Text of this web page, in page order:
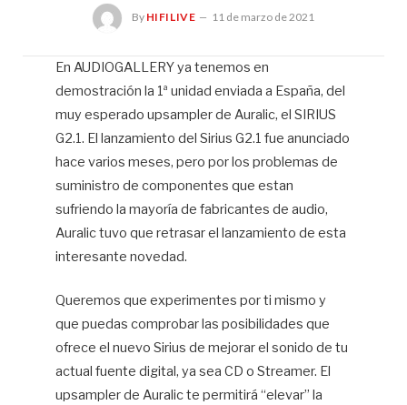
By HIFILIVE 11 de marzo de 2021
En AUDIOGALLERY ya tenemos en
demostración la 1ª unidad enviada a España, del
muy esperado upsampler de Auralic, el SIRIUS
G2.1. El lanzamiento del Sirius G2.1 fue anunciado
hace varios meses, pero por los problemas de
suministro de componentes que estan
sufriendo la mayoría de fabricantes de audio,
Auralic tuvo que retrasar el lanzamiento de esta
interesante novedad.
Queremos que experimentes por ti mismo y
que puedas comprobar las posibilidades que
ofrece el nuevo Sirius de mejorar el sonido de tu
actual fuente digital, ya sea CD o Streamer. El
upsampler de Auralic te permitirá “elevar” la